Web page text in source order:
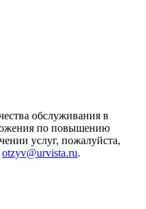
обслуживания в
по повышению
услуг, пожалуйста,
otzyv@urvista.ru.